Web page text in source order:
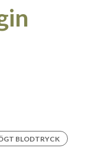
BLODTRYCK